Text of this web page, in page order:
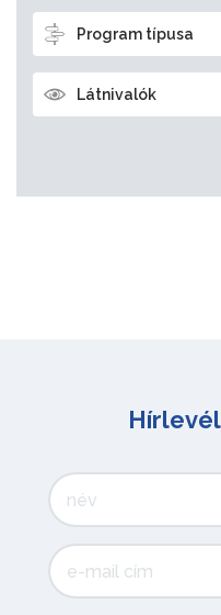
Program típusa
Látnivalók